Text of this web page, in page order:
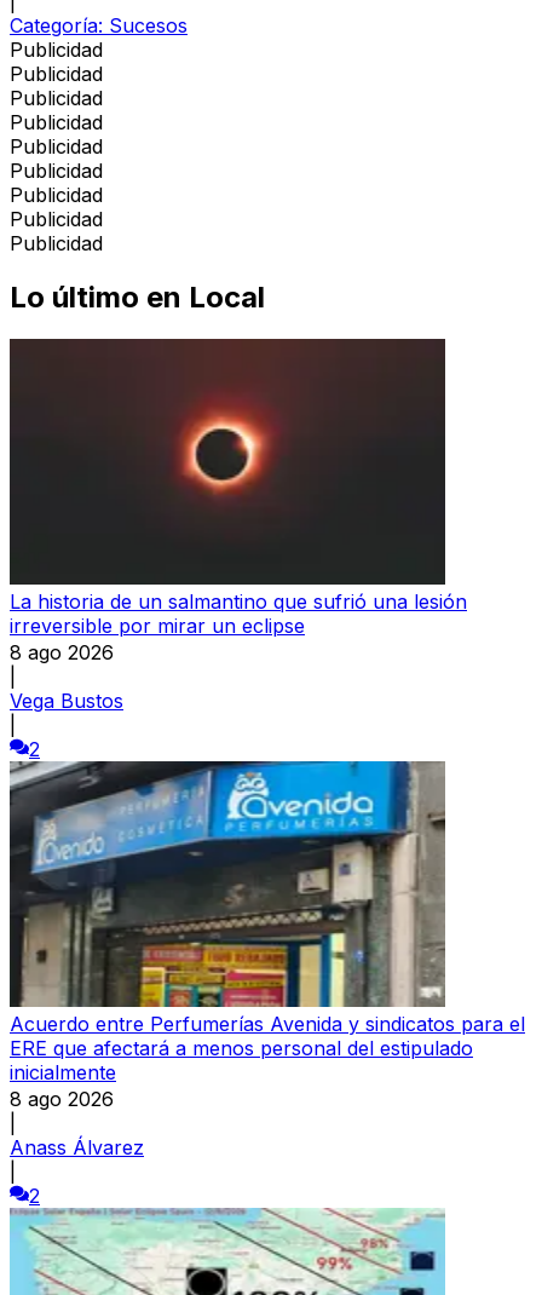
Categoría: Sucesos
Publicidad
Publicidad
Publicidad
Publicidad
Publicidad
Publicidad
Publicidad
Publicidad
Publicidad
Lo último en Local
La historia de un salmantino que sufrió una lesión
irreversible por mirar un eclipse
8 ago 2026
Vega Bustos
2
Acuerdo entre Perfumerías Avenida y sindicatos para el
ERE que afectará a menos personal del estipulado
inicialmente
8 ago 2026
Anass Álvarez
2